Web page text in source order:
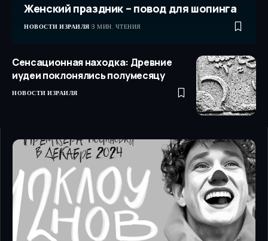
Женский праздник – повод для шопинга
НОВОСТИ ИЗРАИЛЯ 3 МИН. ЧТЕНИЯ
Сенсационная находка: Древние
иудеи поклонялись полумесяцу
НОВОСТИ ИЗРАИЛЯ